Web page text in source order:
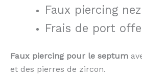
Faux piercing nez
Frais de port
Faux piercing pour le septum
et des pierres de zircon.